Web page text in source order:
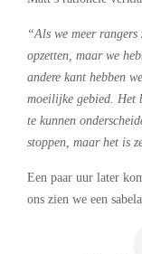
“Als we meer
opzetten, maar we
andere kant hebben
moeilijke gebied. Het
te kunnen
stoppen, maar het is
Een paar uur later
ons zien we een